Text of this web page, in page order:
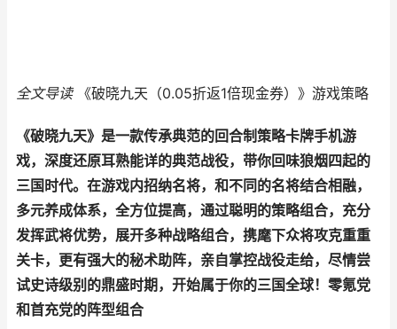
全文导读《破晓九天（0.05折返1倍现金券）》游戏策略
《破晓九天》是一款传承典范的回合制策略卡牌手机游
戏，深度还原耳熟能详的典范战役，带你回味狼烟四起的
三国时代。在游戏内招纳名将，和不同的名将结合相融，
多元养成体系，全方位提高，通过聪明的策略组合，充分
发挥武将优势，展开多种战略组合，携麾下众将攻克重重
关卡，更有强大的秘术助阵，亲自掌控战役走给，尽情尝
试史诗级别的鼎盛时期，开始属于你的三国全球！ 零氪党
和首充党的阵型组合